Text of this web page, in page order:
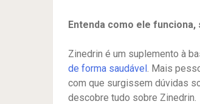
Entenda como ele
Zinedrin é um suplemento à
de forma saudável. Mais
com que surgissem dúvidas
descobre tudo sobre Zinedrin.